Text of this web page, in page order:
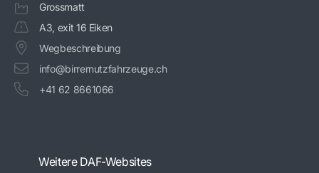
Grossmatt
A3, exit 16 Eiken
Wegbeschreibung
info@birrernutzfahrzeuge.ch
+41 62 8661066
Weitere DAF-Websites